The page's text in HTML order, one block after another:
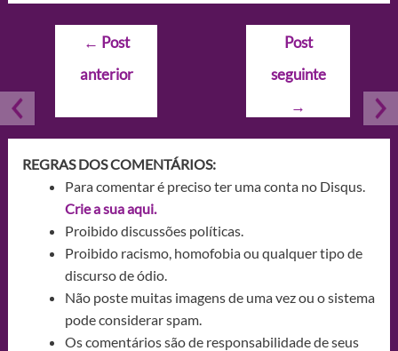
Navegação
Post
← Post
anterior
Post
seguinte
→
REGRAS DOS COMENTÁRIOS:
Para comentar é preciso ter uma conta no Disqus.
Crie a sua aqui.
Proibido discussões políticas.
Proibido racismo, homofobia ou qualquer tipo de
discurso de ódio.
Não poste muitas imagens de uma vez ou o sistema
pode considerar spam.
Os comentários são de responsabilidade de seus